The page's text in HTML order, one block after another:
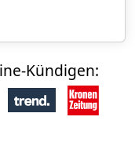
Kündigen: